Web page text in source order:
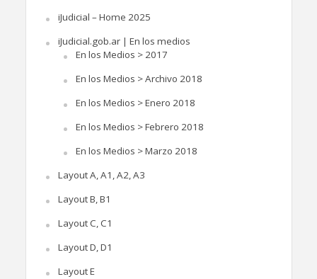
iJudicial – Home 2025
iJudicial.gob.ar | En los medios
En los Medios > 2017
En los Medios > Archivo 2018
En los Medios > Enero 2018
En los Medios > Febrero 2018
En los Medios > Marzo 2018
Layout A, A1, A2, A3
Layout B, B1
Layout C, C1
Layout D, D1
Layout E